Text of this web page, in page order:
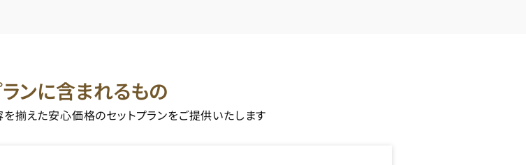
ンに含まれるもの
揃えた安心価格のセットプランをご提供いたします